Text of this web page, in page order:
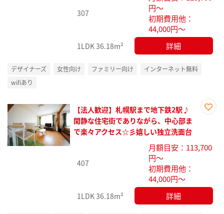
307
円～
初期費用他：
44,000円～
1LDK36.18m² 詳細
デザイナーズ 女性向け ファミリー向け
インターネット無料
wifiあり
録
【法人歓迎】札幌駅まで地下鉄2駅♪
閑静な住宅街でありながら、中心部ま
で楽々アクセス☆彡嬉しい独立洗面台
407
月額目安：113,700
円～
初期費用他：
44,000円～
1LDK36.18m² 詳細